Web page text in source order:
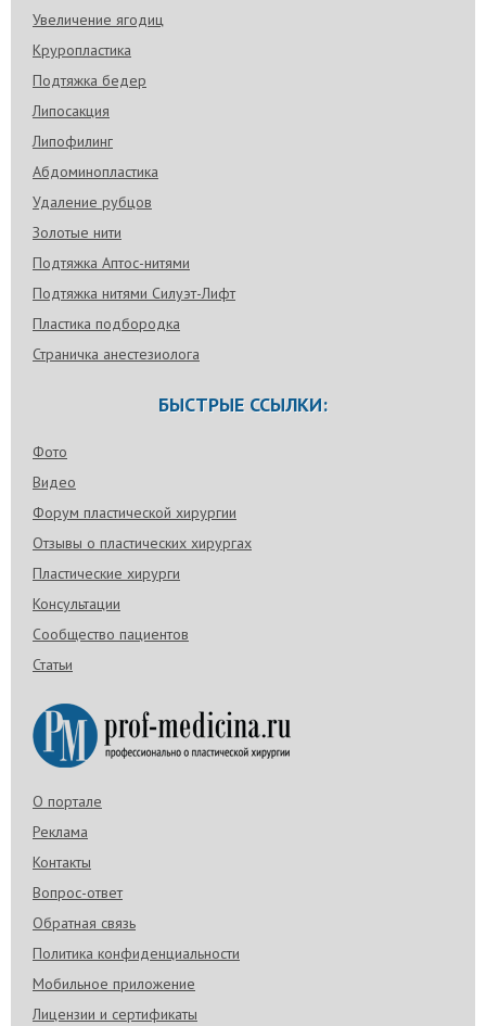
Увеличение ягодиц
Круропластика
Подтяжка бедер
Липосакция
Липофилинг
Абдоминопластика
Удаление рубцов
Золотые нити
Подтяжка Аптос-нитями
Подтяжка нитями Силуэт-Лифт
Пластика подбородка
Страничка анестезиолога
БЫСТРЫЕ ССЫЛКИ:
Фото
Видео
Форум пластической хирургии
Отзывы о пластических хирургах
Пластические хирурги
Консультации
Сообщество пациентов
Статьи
О портале
Реклама
Контакты
Вопрос-ответ
Обратная связь
Политика конфиденциальности
Мобильное приложение
Лицензии и сертификаты